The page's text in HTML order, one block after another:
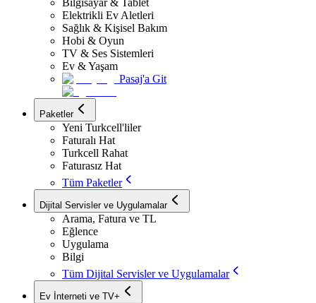
Bilgisayar & Tablet
Elektrikli Ev Aletleri
Sağlık & Kişisel Bakım
Hobi & Oyun
TV & Ses Sistemleri
Ev & Yaşam
Pasaj'a Git
Paketler
Yeni Turkcell'liler
Faturalı Hat
Turkcell Rahat
Faturasız Hat
Tüm Paketler
Dijital Servisler ve Uygulamalar
Arama, Fatura ve TL
Eğlence
Uygulama
Bilgi
Tüm Dijital Servisler ve Uygulamalar
Ev İnterneti ve TV+